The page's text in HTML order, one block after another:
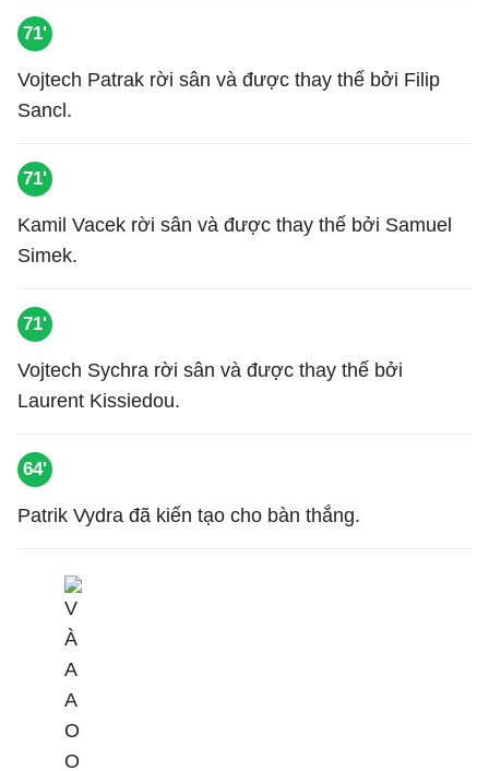
71'
Vojtech Patrak rời sân và được thay thế bởi Filip
Sancl.
71'
Kamil Vacek rời sân và được thay thế bởi Samuel
Simek.
71'
Vojtech Sychra rời sân và được thay thế bởi
Laurent Kissiedou.
64'
Patrik Vydra đã kiến tạo cho bàn thắng.